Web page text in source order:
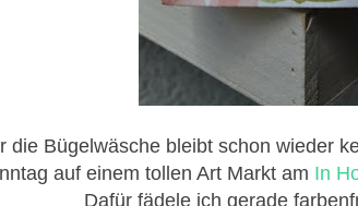
die Bügelwäsche bleibt schon wieder
auf einem tollen Art Markt am In
Dafür fädele ich gerade